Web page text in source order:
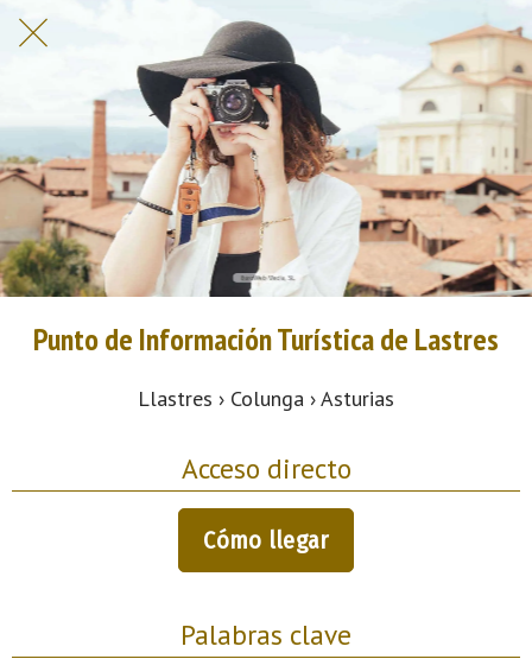
Punto de Información Turística de Lastres
Llastres › Colunga › Asturias
Acceso directo
Cómo llegar
Palabras clave